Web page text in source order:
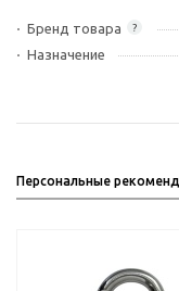
?
Бренд товара
Назначение
Персональные